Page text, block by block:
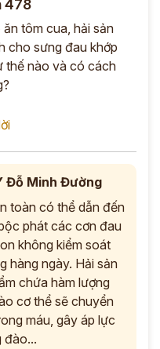
478
tôm cua, hải sản
cho sưng đau khớp
thế nào và có cách
Đỗ Minh Đường
toàn có thể dẫn đến
phát các cơn đau
không kiểm soát
hàng ngày. Hải sản
chứa hàm lượng
cơ thể sẽ chuyển
máu, gây áp lực
đào...
*
»